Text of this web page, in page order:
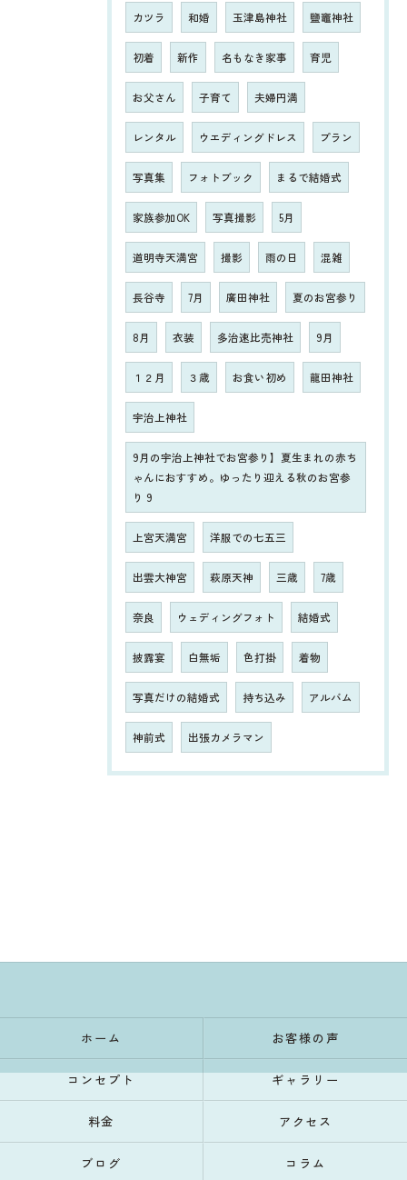
カツラ 和婚 玉津島神社 鹽竈神社
初着 新作 名もなき家事 育児
お父さん 子育て 夫婦円満
レンタル ウエディングドレス プラン
写真集 フォトブック まるで結婚式
家族参加OK 写真撮影 5月
道明寺天満宮 撮影 雨の日 混雑
長谷寺 7月 廣田神社 夏のお宮参り
8月 衣装 多治速比売神社 9月
１２月 ３歳 お食い初め 龍田神社
宇治上神社
9月の宇治上神社でお宮参り】夏生まれの赤ち
ゃんにおすすめ。ゆったり迎える秋のお宮参
り 9
上宮天満宮 洋服での七五三
出雲大神宮 萩原天神 三歳 7歳
奈良 ウェディングフォト 結婚式
披露宴 白無垢 色打掛 着物
写真だけの結婚式 持ち込み アルバム
神前式 出張カメラマン
ホーム お客様の声
コンセプト ギャラリー
料金 アクセス
ブログ コラム